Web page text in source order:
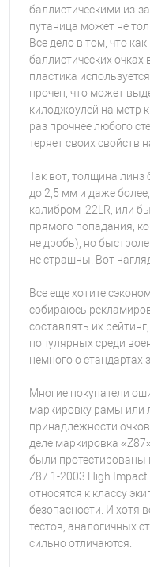
баллистическими из-
путаница может не
Все дело в том, что как
баллистических очках
пластика
прочен, что может
килоджоулей на метр
раз прочнее любого
теряет своих свойств
Так вот, толщина линз
до 2,5 мм и даже
калибром .22LR, или
прямого попадания,
не дробь), но
не страшны. Вот
Все еще хотите
собираюсь
составлять их
популярных среди
немного о стандартах
Многие покупатели
маркировку рамы или
принадлежности
деле маркировка
были протестированы
Z87.1-2003 High Impact
относятся к классу
безопасности. И хотя
тестов, аналогичных
сильно отличаются.